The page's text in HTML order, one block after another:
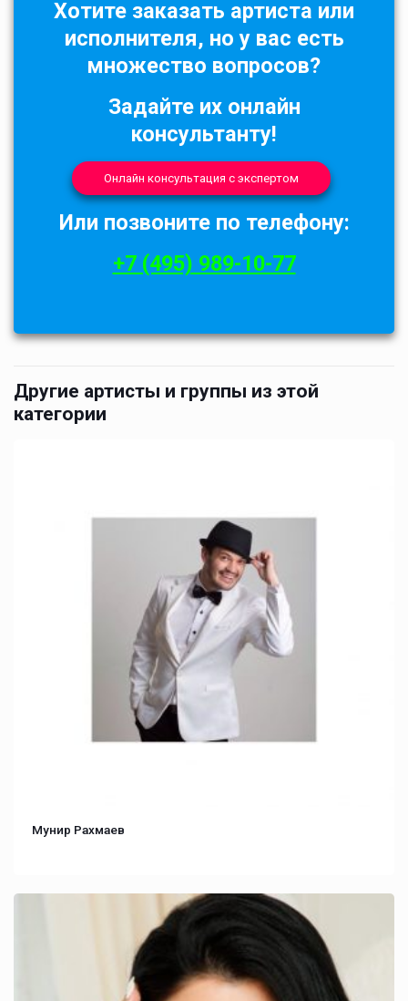
Хотите заказать артиста или
исполнителя, но у вас есть
множество вопросов?
Задайте их онлайн
консультанту!
Онлайн консультация с экспертом
Или позвоните по телефону:
+7 (495) 989-10-77
Другие артисты и группы из этой
категории
Мунир Рахмаев